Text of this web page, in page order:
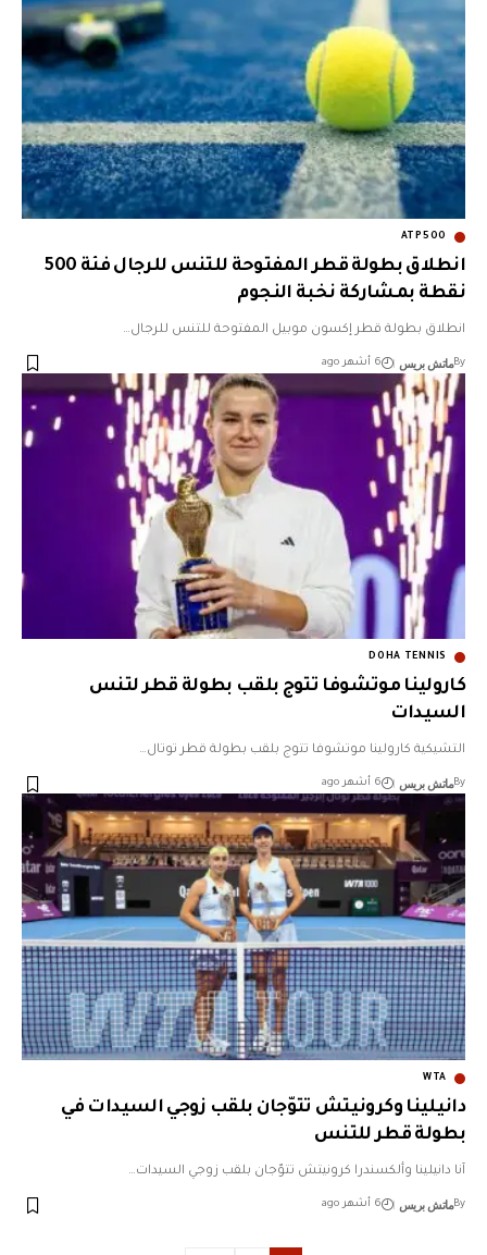
ATP500
انطلاق بطولة قطر المفتوحة للتنس للرجال فئة 500
نقطة بمشاركة نخبة النجوم
انطلاق بطولة قطر إكسون موبيل المفتوحة للتنس للرجال…
Byماتش بريس 6 أشهر ago
DOHA TENNIS
كارولينا موتشوفا تتوج بلقب بطولة قطر لتنس
السيدات
التشيكية كارولينا موتشوفا تتوج بلقب بطولة قطر توتال…
Byماتش بريس 6 أشهر ago
WTA
دانيلينا وكرونيتش تتوّجان بلقب زوجي السيدات في
بطولة قطر للتنس
آنا دانيلينا وألكسندرا كرونيتش تتوّجان بلقب زوجي السيدات…
Byماتش بريس 6 أشهر ago